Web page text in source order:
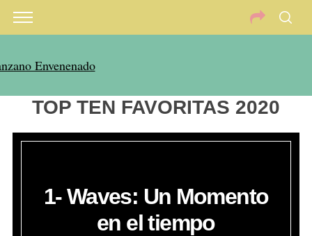
TOP TEN FAVORITAS 2020
1- Waves: Un Momento
en el tiempo